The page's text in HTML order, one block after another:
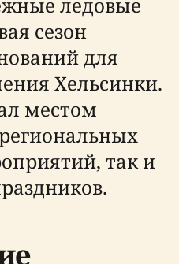
сезон
для
Хельсинки.
местом
так и